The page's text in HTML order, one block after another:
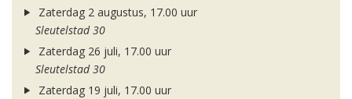
Zaterdag 2 augustus, 17.00 uur
Sleutelstad 30
Zaterdag 26 juli, 17.00 uur
Sleutelstad 30
Zaterdag 19 juli, 17.00 uur